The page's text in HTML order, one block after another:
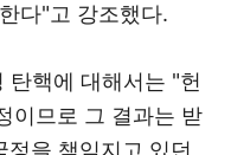
다"고 강조했다.
탄핵에 대해서는 "헌
이므로 그 결과는 받
을 책임지고 있던